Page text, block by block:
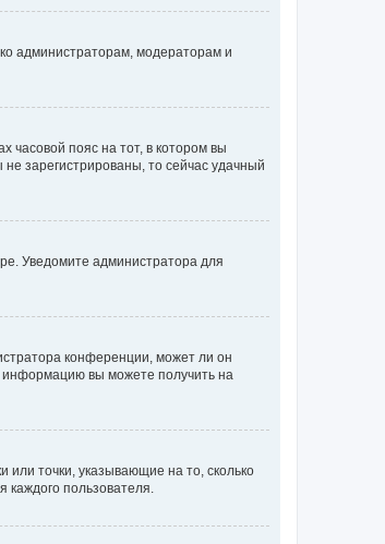
администраторам, модераторам и
часовой пояс на тот, в котором вы
не зарегистрированы, то сейчас удачный
Уведомите администратора для
конференции, может ли он
информацию вы можете получить на
или точки, указывающие на то, сколько
пользователя.